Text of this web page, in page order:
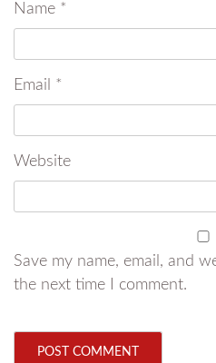
Name *
Email *
Website
Save my name, email, and
the next time I comment.